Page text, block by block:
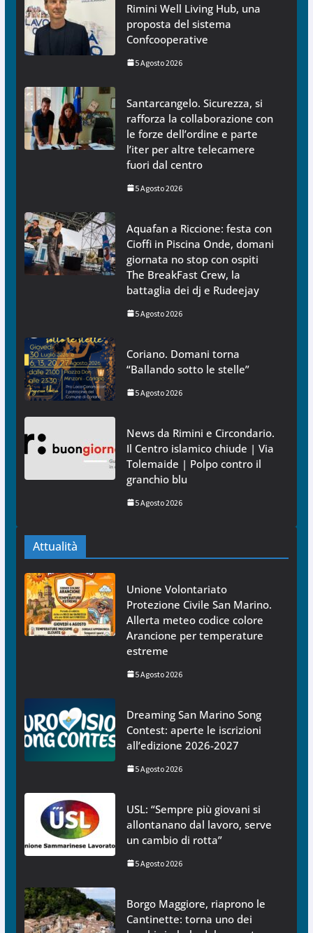
Rimini Well Living Hub, una
proposta del sistema
Confcooperative
5 Agosto 2026
Santarcangelo. Sicurezza, si
rafforza la collaborazione con
le forze dell’ordine e parte
l’iter per altre telecamere
fuori dal centro
5 Agosto 2026
Aquafan a Riccione: festa con
Cioffi in Piscina Onde, domani
giornata no stop con ospiti
The BreakFast Crew, la
battaglia dei dj e Rudeejay
5 Agosto 2026
Coriano. Domani torna
“Ballando sotto le stelle”
5 Agosto 2026
News da Rimini e Circondario.
Il Centro islamico chiude | Via
Tolemaide | Polpo contro il
granchio blu
5 Agosto 2026
Attualità
Unione Volontariato
Protezione Civile San Marino.
Allerta meteo codice colore
Arancione per temperature
estreme
5 Agosto 2026
Dreaming San Marino Song
Contest: aperte le iscrizioni
all’edizione 2026-2027
5 Agosto 2026
USL: “Sempre più giovani si
allontanano dal lavoro, serve
un cambio di rotta”
5 Agosto 2026
Borgo Maggiore, riaprono le
Cantinette: torna uno dei